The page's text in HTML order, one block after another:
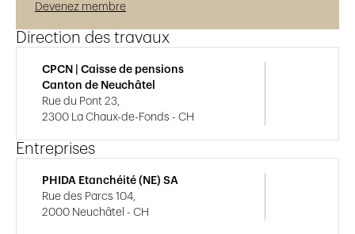
Devenez membre
Direction des travaux
CPCN | Caisse de pensions
Canton de Neuchâtel
Rue du Pont 23,
2300 La Chaux-de-Fonds - CH
Entreprises
PHIDA Etanchéité (NE) SA
Rue des Parcs 104,
2000 Neuchâtel - CH